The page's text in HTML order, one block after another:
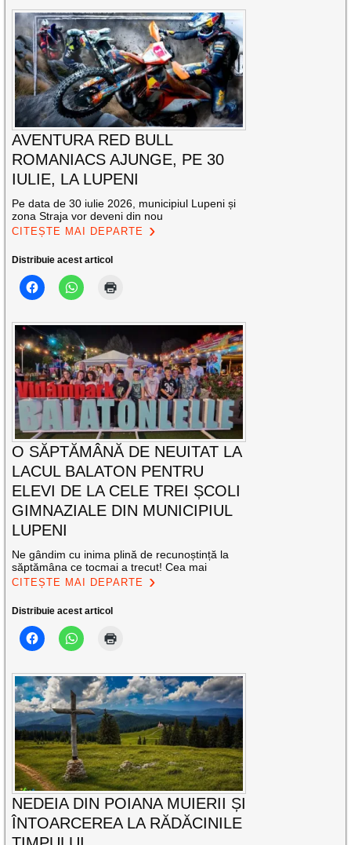
AVENTURA RED BULL
ROMANIACS AJUNGE, PE 30
IULIE, LA LUPENI
Pe data de 30 iulie 2026, municipiul Lupeni și
zona Straja vor deveni din nou
CITEȘTE MAI DEPARTE
Distribuie acest articol
O SĂPTĂMÂNĂ DE NEUITAT LA
LACUL BALATON PENTRU
ELEVI DE LA CELE TREI ȘCOLI
GIMNAZIALE DIN MUNICIPIUL
LUPENI
Ne gândim cu inima plină de recunoștință la
săptămâna ce tocmai a trecut! Cea mai
CITEȘTE MAI DEPARTE
Distribuie acest articol
NEDEIA DIN POIANA MUIERII ȘI
ÎNTOARCEREA LA RĂDĂCINILE